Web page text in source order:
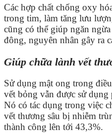
Các hợp chất chống oxy
trong tim, làm tăng lưu
cũng có thể giúp ngăn
đông, nguyên nhân gây ra
Giúp chữa lành vết
Sử dụng mật ong trong
vết bỏng vẫn được sử
Nó có tác dụng trong việc
vết thương sâu bị nhiễm
thành công lên tới 43,3%.